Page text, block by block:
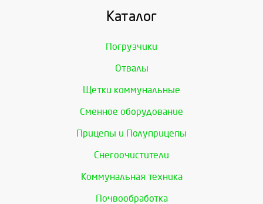
Каталог
Погрузчики
Отвалы
Щетки коммунальные
Сменное оборудование
Прицепы и Полуприцепы
Снегоочистители
Коммунальная техника
Почвообработка